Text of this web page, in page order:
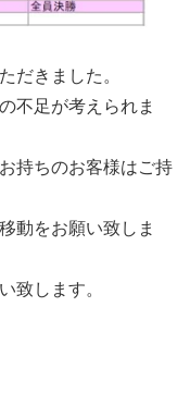
だきました。
不足が考えられま
持ちのお客様はご持
動をお願い致しま
致します。